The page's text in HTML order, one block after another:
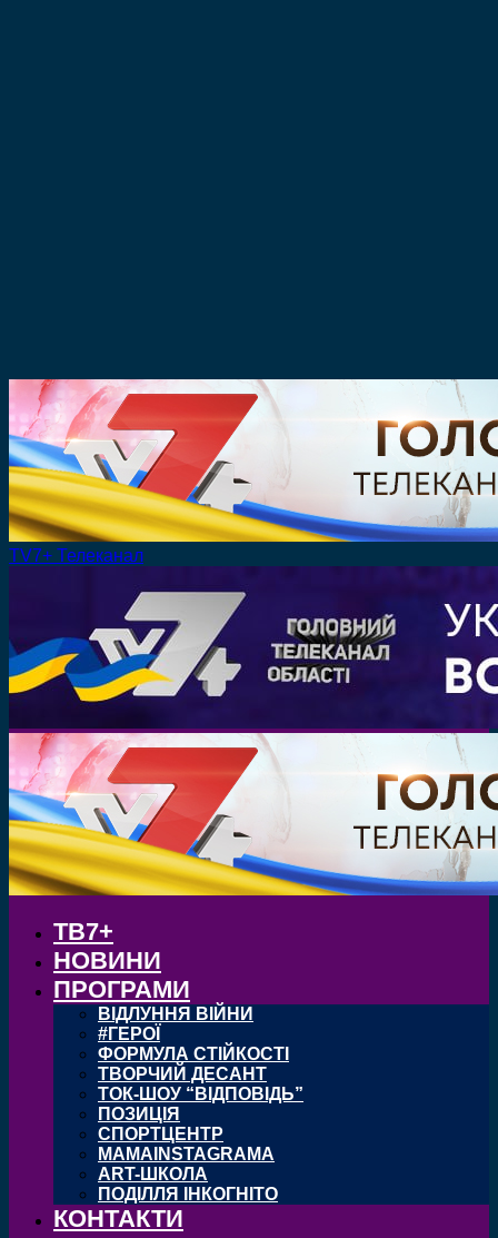
TV7+ Телеканал
ТВ7+
НОВИНИ
ПРОГРАМИ
ВІДЛУННЯ ВІЙНИ
#ГЕРОЇ
ФОРМУЛА СТІЙКОСТІ
ТВОРЧИЙ ДЕСАНТ
ТОК-ШОУ “ВІДПОВІДЬ”
ПОЗИЦІЯ
СПОРТЦЕНТР
MAMAINSTAGRAMA
ART-ШКОЛА
ПОДІЛЛЯ ІНКОГНІТО
КОНТАКТИ